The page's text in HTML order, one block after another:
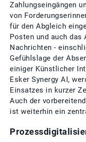
Zahlungseingängen
von
für den Abgleich
Posten und auch das
Nachrichten -
Gefühlslage der
einiger Künstlicher
Esker Synergy AI,
Einsatzes in kurzer
Auch der
ist weiterhin ein